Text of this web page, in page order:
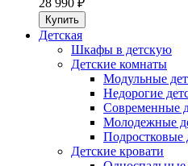
28 990 ₽
Детская
Шкафы в детскую
Детские комнаты
Модульные
Недорогие
Современные
Молодежные
Подростковые
Детские кровати